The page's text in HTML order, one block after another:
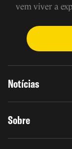
vem viver a
Notícias
Sobre